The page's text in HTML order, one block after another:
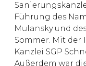
Führung des
Mulansky und
Sommer. Mit der
Kanzlei SGP
Außerdem war